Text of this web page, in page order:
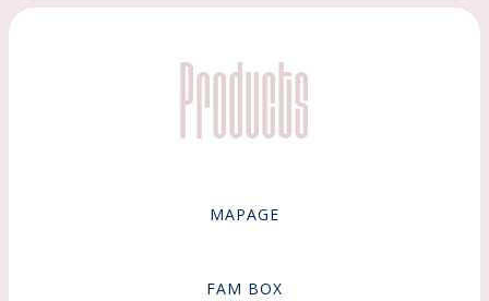
Products
MAPAGE
FAM BOX